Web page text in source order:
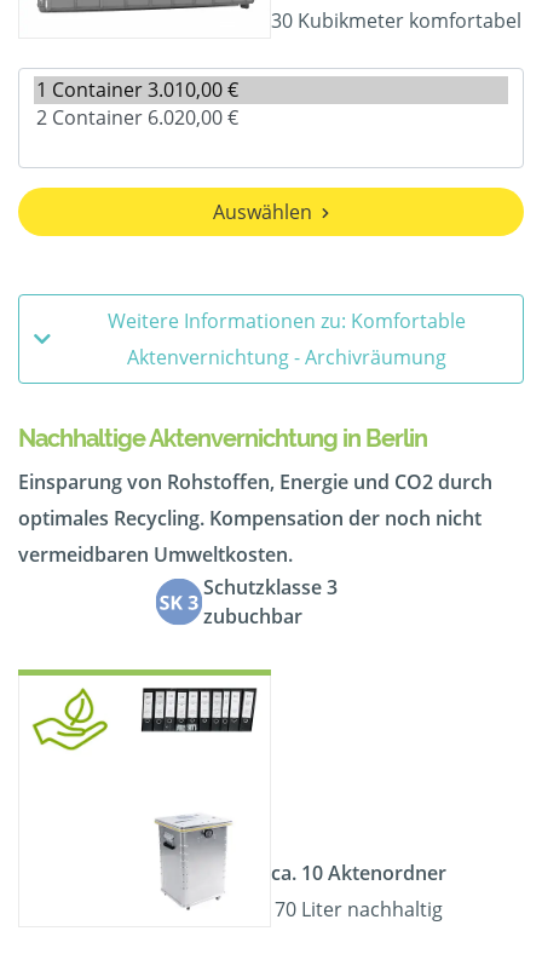
30 Kubikmeter komfortabel
Auswählen
Weitere Informationen zu: Komfortable
Aktenvernichtung - Archivräumung
Nachhaltige Aktenvernichtung in Berlin
Einsparung von Rohstoffen, Energie und CO2 durch
optimales Recycling. Kompensation der noch nicht
vermeidbaren Umweltkosten.
Schutzklasse 3
zubuchbar
ca. 10 Aktenordner
70 Liter nachhaltig